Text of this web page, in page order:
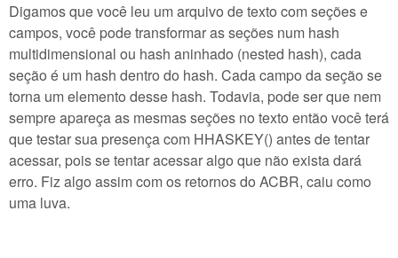
Digamos que você leu um arquivo de texto com seções e
campos, você pode transformar as seções num hash
multidimensional ou hash aninhado (nested hash), cada
seção é um hash dentro do hash. Cada campo da seção se
torna um elemento desse hash. Todavia, pode ser que nem
sempre apareça as mesmas seções no texto então você terá
que testar sua presença com HHASKEY() antes de tentar
acessar, pois se tentar acessar algo que não exista dará
erro. Fiz algo assim com os retornos do ACBR, caiu como
uma luva.